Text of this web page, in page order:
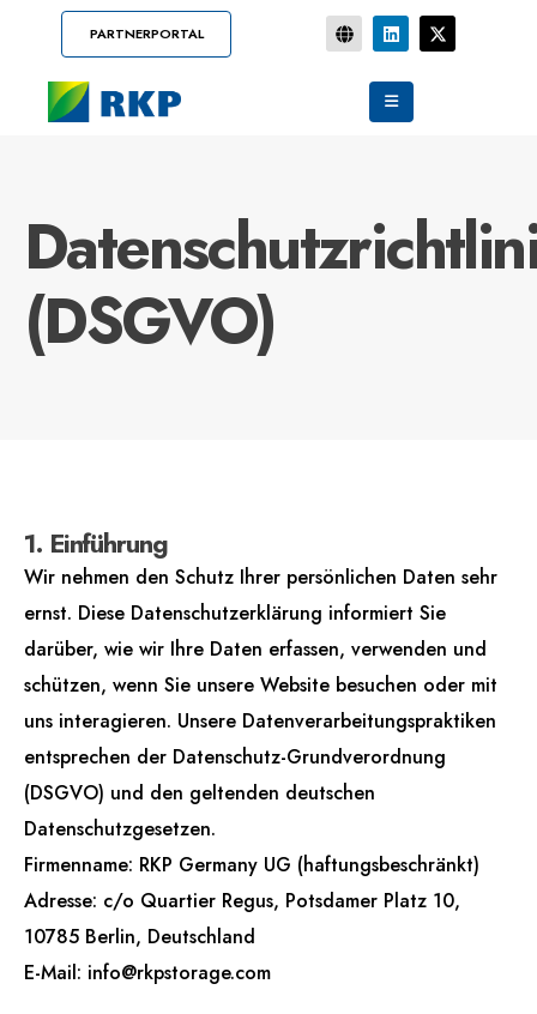
PARTNERPORTAL
(DSGVO)
1. Einführung
Wir nehmen den Schutz Ihrer persönlichen Daten sehr
ernst. Diese Datenschutzerklärung informiert Sie
darüber, wie wir Ihre Daten erfassen, verwenden und
schützen, wenn Sie unsere Website besuchen oder mit
uns interagieren. Unsere Datenverarbeitungspraktiken
entsprechen der Datenschutz-Grundverordnung
(DSGVO) und den geltenden deutschen
Datenschutzgesetzen.
Firmenname: RKP Germany UG (haftungsbeschränkt)
Adresse: c/o Quartier Regus, Potsdamer Platz 10,
10785 Berlin, Deutschland
E-Mail: info@rkpstorage.com